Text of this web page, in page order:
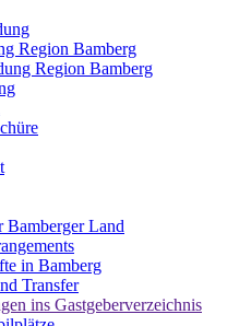
Region Bamberg
Region Bamberg
Bamberger Land
in Bamberg
Transfer
ins Gastgeberverzeichnis